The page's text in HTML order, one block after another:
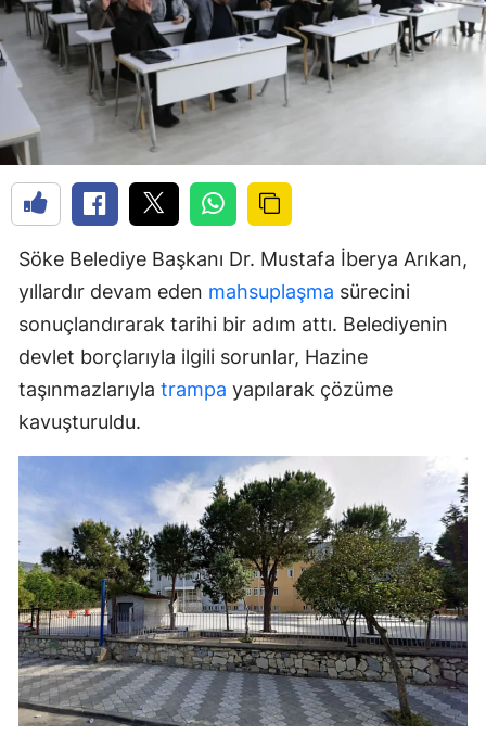
Söke Belediye Başkanı Dr. Mustafa İberya Arıkan,
yıllardır devam eden mahsuplaşma sürecini
sonuçlandırarak tarihi bir adım attı. Belediyenin
devlet borçlarıyla ilgili sorunlar, Hazine
taşınmazlarıyla trampa yapılarak çözüme
kavuşturuldu.